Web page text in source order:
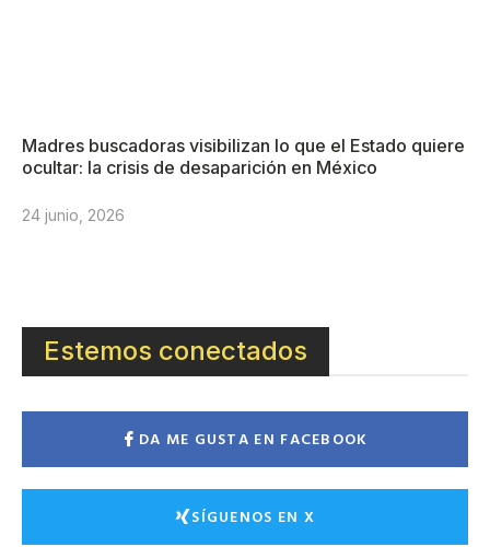
Madres buscadoras visibilizan lo que el Estado quiere
ocultar: la crisis de desaparición en México
24 junio, 2026
Estemos conectados
DA ME GUSTA EN FACEBOOK
SÍGUENOS EN X